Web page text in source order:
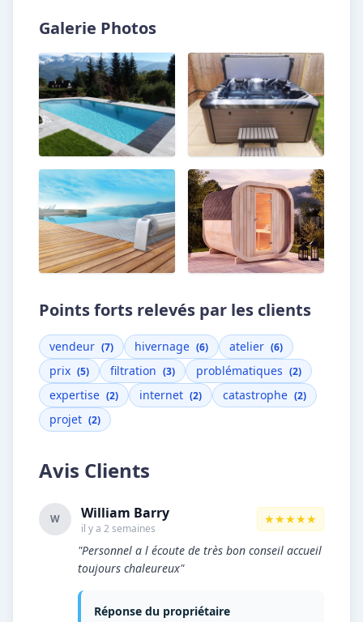
Galerie Photos
Points forts relevés par les clients
vendeur (7) hivernage (6) atelier (6)
prix (5) filtration (3) problématiques (2)
expertise (2) internet (2) catastrophe (2)
projet (2)
Avis Clients
W William Barry
il y a 2 semaines
★★★★★
"Personnel a l écoute de très bon conseil accueil
toujours chaleureux"
Réponse du propriétaire